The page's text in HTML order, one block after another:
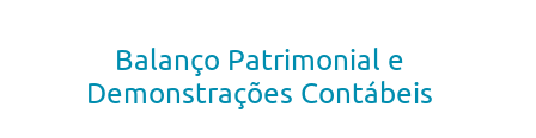
Balanço Patrimonial e
Demonstrações Contábeis